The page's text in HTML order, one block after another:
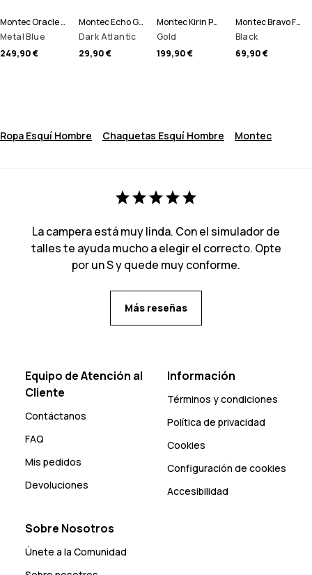
Montec Oracle Chaqueta Esquí Hombre
Metal Blue
249,90 €
Montec Echo Gorro
Dark Atlantic
29,90 €
Montec Kirin Pantalones Esquí Hombre
Gold
199,90 €
Montec Bravo Forro Polar Hombre
Black
69,90 €
Ropa Esquí Hombre Chaquetas Esquí Hombre Montec
La campera está muy linda. Con el simulador de
talles te ayuda mucho a elegir el correcto. Opte
por un S y quede muy conforme.
Más reseñas
Equipo de Atención al
Cliente
Contáctanos
FAQ
Mis pedidos
Devoluciones
Información
Términos y condiciones
Política de privacidad
Cookies
Configuración de cookies
Accesibilidad
Sobre Nosotros
Únete a la Comunidad